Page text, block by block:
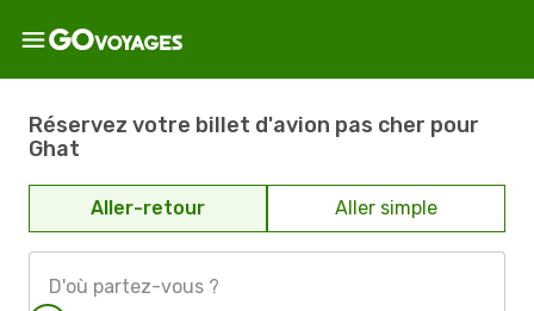
Réservez votre billet d'avion pas cher pour
Ghat
Aller-retour Aller simple
D'où partez-vous ?